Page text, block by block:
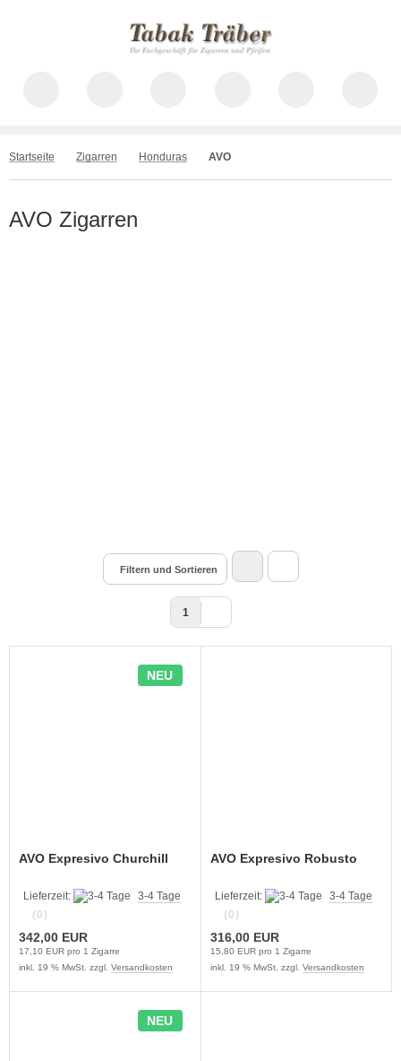
Startseite Zigarren Honduras AVO
AVO Zigarren
Filtern und Sortieren
1
NEU
AVO Expresivo Churchill
Lieferzeit:
3-4 Tage
(0)
342,00 EUR
17,10 EUR pro 1 Zigarre
inkl. 19 % MwSt. zzgl. Versandkosten
AVO Expresivo Robusto
Lieferzeit:
3-4 Tage
(0)
316,00 EUR
15,80 EUR pro 1 Zigarre
inkl. 19 % MwSt. zzgl. Versandkosten
NEU